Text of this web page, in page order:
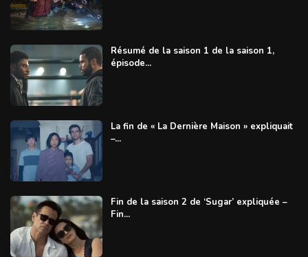
Résumé de la saison 1 de la saison 1,
épisode...
La fin de « La Dernière Maison » expliquait
–...
Fin de la saison 2 de ‘Sugar’ expliquée –
Fin...